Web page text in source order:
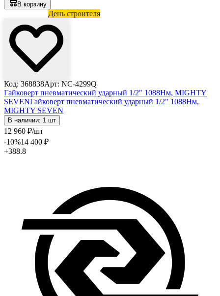
В корзину
День строителя
Код: 368838Арт: NC-4299Q
Гайковерт пневматический ударный 1/2" 1088Нм, MIGHTY
SEVENГайковерт пневматический ударный 1/2" 1088Нм,
MIGHTY SEVEN
В наличии: 1 шт
12 960 ₽/шт
-10%14 400 ₽
+388.8